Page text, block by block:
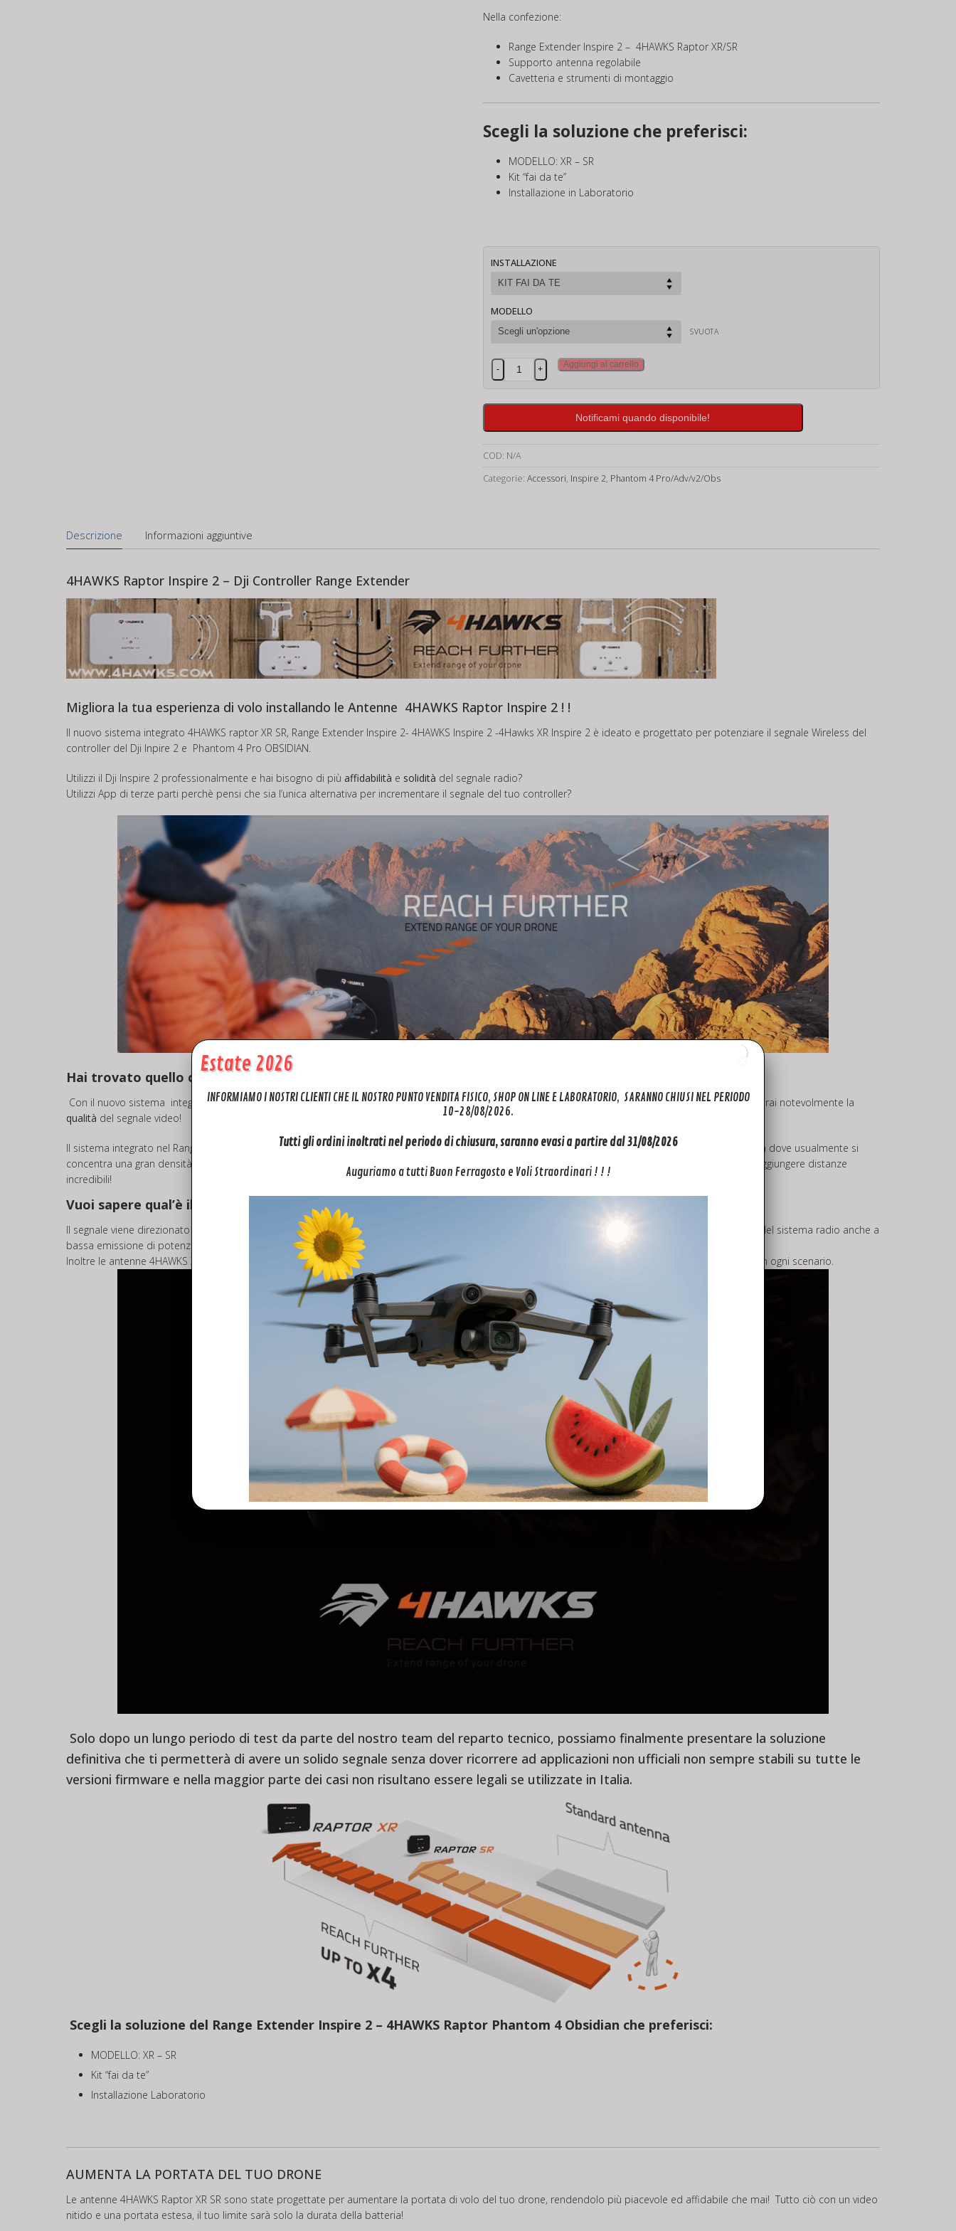
Nella confezione:
Range Extender Inspire 2 – 4HAWKS Raptor XR/SR
Supporto antenna regolabile
Cavetteria e strumenti di montaggio
Scegli la soluzione che preferisci:
MODELLO: XR – SR
Kit “fai da te”
Installazione in Laboratorio
INSTALLAZIONE
MODELLO
SVUOTA
4HAWKS
Raptor
Obsidian
-
Inspire
- +
Aggiungi al carrello
Notificami quando disponibile!
COD: N/A
Categorie: Accessori, Inspire 2, Phantom 4 Pro/Adv/v2/Obs
Descrizione Informazioni aggiuntive
4HAWKS Raptor Inspire 2 – Dji Controller Range Extender
Migliora la tua esperienza di volo installando le Antenne 4HAWKS Raptor Inspire 2 ! !
Il nuovo sistema integrato 4HAWKS raptor XR SR, Range Extender Inspire 2- 4HAWKS Inspire 2 -4Hawks XR Inspire 2 è ideato e progettato per potenziare il segnale Wireless del
controller del Dji Inpire 2 e Phantom 4 Pro OBSIDIAN.
Utilizzi il Dji Inspire 2 professionalmente e hai bisogno di più affidabilità e solidità del segnale radio?
Utilizzi App di terze parti perchè pensi che sia l’unica alternativa per incrementare il segnale del tuo controller?
Hai trovato quello che cercavi!!!
Con il nuovo sistema integrato nel Range Extender Inspire 2 – 4HAWKS Raptor Inspire 2 riuscirai a percorrere distanze maggiori ma soprattutto migliorerai notevolmente la
qualità del segnale video!
Il sistema integrato nel Range Extender Phantom 4 pro OBSIDIAN è ideato, progettato e ottimizzato per Phantom 4 Obsidian e Inspire 2 per l’uso in città dove usualmente si
concentra una gran densità di reti wireless. La resa ottimale si manifesta in area extraurbana, ambiente libero da interferenze e molto favorevole per raggiungere distanze
incredibili!
Vuoi sapere qual’è il segreto dell’ innovativo sistema integrato nelle antenne 4HAWKS Raptor Inspire 2?
Il segnale viene direzionato con precisione verso il drone quindi senza “disperdere” le onde radio inutilmente, aumentando in questo modo l’efficienza del sistema radio anche a
bassa emissione di potenza.
Inoltre le antenne 4HAWKS XR – SR sono sviluppate e accordate con la massima precisione intorno alle frequenze del tuo drone per una resa ottimale in ogni scenario.
Solo dopo un lungo periodo di test da parte del nostro team del reparto tecnico, possiamo finalmente presentare la soluzione
definitiva che ti permetterà di avere un solido segnale senza dover ricorrere ad applicazioni non ufficiali non sempre stabili su tutte le
versioni firmware e nella maggior parte dei casi non risultano essere legali se utilizzate in Italia.
Scegli la soluzione del Range Extender Inspire 2 – 4HAWKS Raptor Phantom 4 Obsidian che preferisci:
MODELLO: XR – SR
Kit “fai da te”
Installazione Laboratorio
AUMENTA LA PORTATA DEL TUO DRONE
Le antenne 4HAWKS Raptor XR SR sono state progettate per aumentare la portata di volo del tuo drone, rendendolo più piacevole ed affidabile che mai! Tutto ciò con un video
nitido e una portata estesa, il tuo limite sarà solo la durata della batteria!
Estate 2026
INFORMIAMO I NOSTRI CLIENTI CHE IL NOSTRO PUNTO VENDITA FISICO, SHOP ON LINE E LABORATORIO, SARANNO CHIUSI NEL PERIODO
10-28/08/2026.
Tutti gli ordini inoltrati nel periodo di chiusura, saranno evasi a partire dal 31/08/2026
Auguriamo a tutti Buon Ferragosto e Voli Straordinari ! ! !